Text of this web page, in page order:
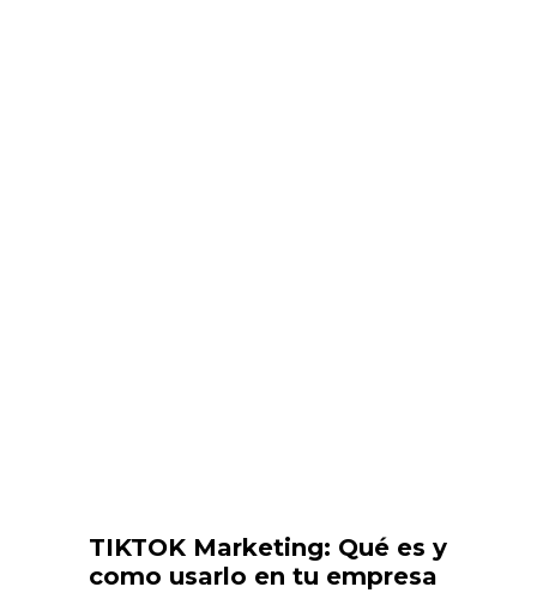
TIKTOK Marketing: Qué es y
como usarlo en tu empresa